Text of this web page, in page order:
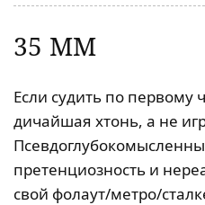
35 ММ
Если судить по первому
дичайшая хтонь, а не
претенциозность и
свой фолаут/метро/